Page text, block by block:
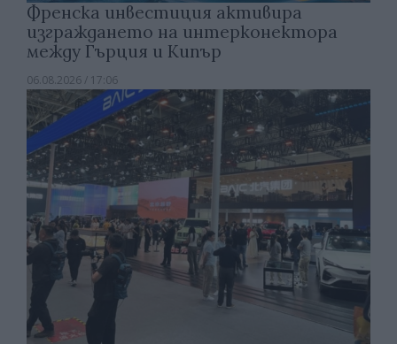
Френска инвестиция активира
изграждането на интерконектора
между Гърция и Кипър
06.08.2026 / 17:06